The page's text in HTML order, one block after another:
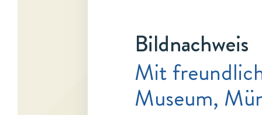
Bildnachweis
Mit
Museum,